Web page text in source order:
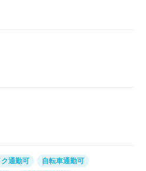
通勤可
自転車通勤可